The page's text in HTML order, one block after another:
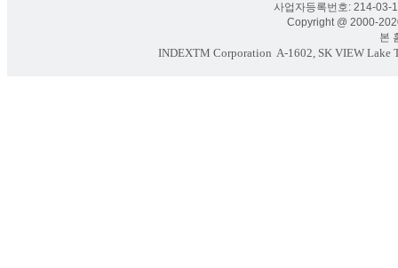
사업자등록번호: 214-
Copyright @ 2000-
본 홈
INDEXTM Corporation A-1602, SK VIEW Lake